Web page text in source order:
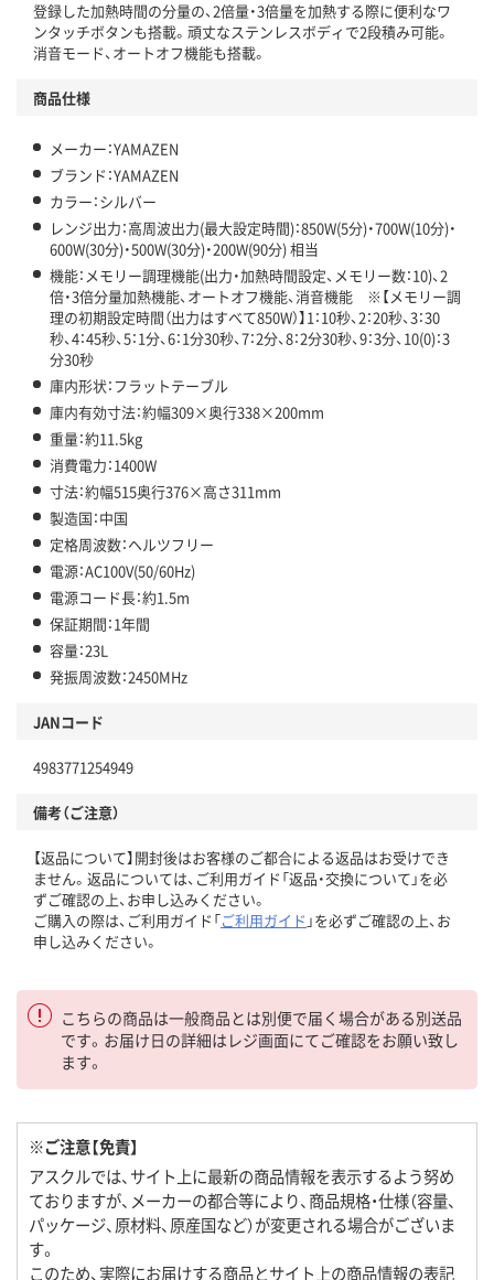
登録した加熱時間の分量の、2倍量・3倍量を加熱する際に便利なワ
ンタッチボタンも搭載。頑丈なステンレスボディで2段積み可能。
消音モード、オートオフ機能も搭載。
商品仕様
メーカー：YAMAZEN
ブランド：YAMAZEN
カラー：シルバー
レンジ出力：高周波出力(最大設定時間)：850W(5分)・700W(10分)・
600W(30分)・500W(30分)・200W(90分) 相当
機能：メモリー調理機能(出力・加熱時間設定、メモリー数：10)、2
倍・3倍分量加熱機能、オートオフ機能、消音機能 ※【メモリー調
理の初期設定時間（出力はすべて850W）】1：10秒、2：20秒、3：30
秒、4：45秒、5：1分、6：1分30秒、7：2分、8：2分30秒、9：3分、10(0)：3
分30秒
庫内形状：フラットテーブル
庫内有効寸法：約幅309×奥行338×200mm
重量：約11.5kg
消費電力：1400W
寸法：約幅515奥行376×高さ311mm
製造国：中国
定格周波数：ヘルツフリー
電源：AC100V(50/60Hz)
電源コード長：約1.5m
保証期間：1年間
容量：23L
発振周波数：2450MHz
JANコード
4983771254949
備考（ご注意）
【返品について】開封後はお客様のご都合による返品はお受けでき
ません。返品については、ご利用ガイド「返品・交換について」を必
ずご確認の上、お申し込みください。
ご購入の際は、ご利用ガイド「ご利用ガイド 」を必ずご確認の上、お
申し込みください。
こちらの商品は一般商品とは別便で届く場合がある別送品
です。お届け日の詳細はレジ画面にてご確認をお願い致し
ます。
※ご注意【免責】
アスクルでは、サイト上に最新の商品情報を表示するよう努め
ておりますが、メーカーの都合等により、商品規格・仕様（容量、
パッケージ、原材料、原産国など）が変更される場合がございま
す。
このため、実際にお届けする商品とサイト上の商品情報の表記